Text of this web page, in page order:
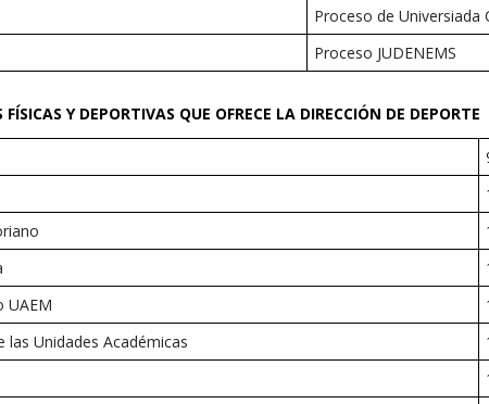
Proceso de Universiada
Proceso JUDENEMS
Y DEPORTIVAS QUE OFRECE LA DIRECCIÓN DE DEPORTE
UAEM
las Unidades Académicas